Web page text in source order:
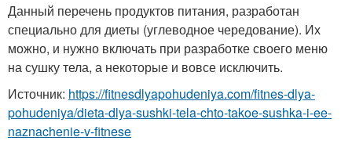
Данный перечень продуктов питания, разработан
специально для диеты (углеводное чередование). Их
можно, и нужно включать при разработке своего меню
на сушку тела, а некоторые и вовсе исключить.
Источник: https://fitnesdlyapohudeniya.com/fitnes-dlya-
pohudeniya/dieta-dlya-sushki-tela-chto-takoe-sushka-i-ee-
naznachenie-v-fitnese